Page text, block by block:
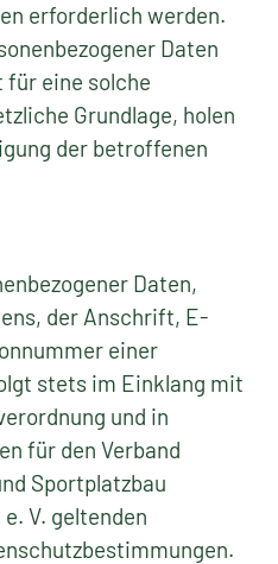
erforderlich werden.
Daten
eine solche
Grundlage, holen
der betroffenen
Daten,
der Anschrift, E-
einer
stets im Einklang mit
und in
für den Verband
Sportplatzbau
V. geltenden